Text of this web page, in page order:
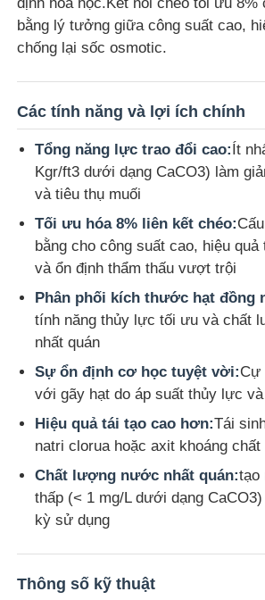
Nhà
Sản phẩm
Video
Về chúng tôi
Tham quan nhà máy
Kiểm soát chất lượng
Liên hệ chúng tôi
Tin tức
Tất cả các trường hợp
Các persulfate
bằng lý tưởng giữa công suất cao,
chống lại sốc osmotic.
Các tính năng và lợi ích chính
Tổng năng lực trao đổi cao:Ít
Kgr/ft3 dưới dạng CaCO3) làm
và tiêu thụ muối
Tối ưu hóa 8% liên kết chéo:
bằng cho công suất cao, hiệu
và ổn định thẩm thấu vượt trội
Phân phối kích thước hạt đồng
tính năng thủy lực tối ưu và chất
nhất quán
Sự ổn định cơ học tuyệt vời:Cự
với gãy hạt do áp suất thủy lực
Hiệu quả tái tạo cao hơn:Tái
natri clorua hoặc axit khoáng chất
Chất lượng nước nhất quán:tạo
thấp (< 1 mg/L dưới dạng
kỳ sử dụng
Thông số kỹ thuật